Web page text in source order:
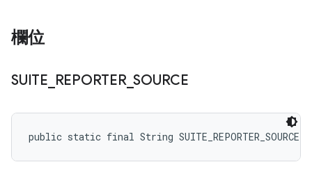
欄位
SUITE REPORTER_SOURCE
public static final String SUITE_REPORTER_SOURCE